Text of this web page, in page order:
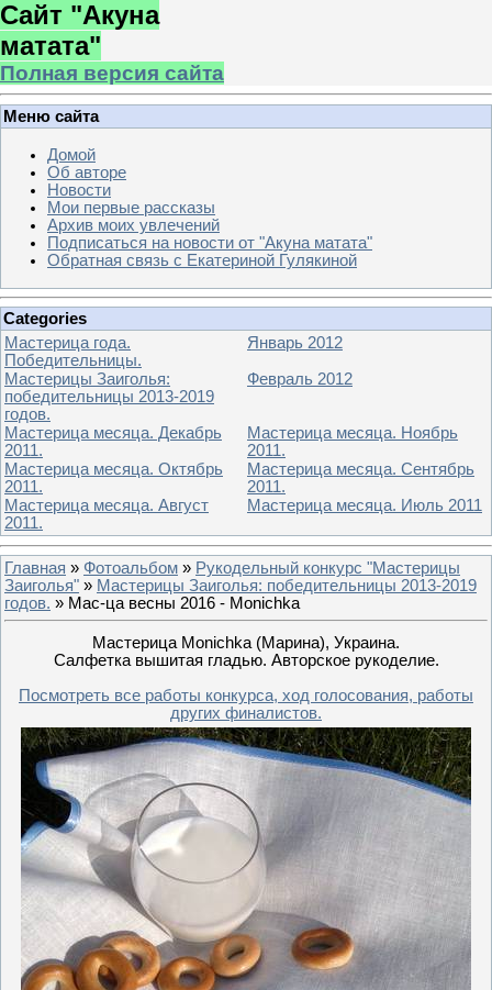
Сайт "Акуна
матата"
Полная версия сайта
Меню сайта
Домой
Об авторе
Новости
Мои первые рассказы
Архив моих увлечений
Подписаться на новости от "Акуна матата"
Обратная связь с Екатериной Гулякиной
Categories
Мастерица года.
Победительницы.
Январь 2012
Мастерицы Заиголья:
победительницы 2013-2019
годов.
Февраль 2012
Мастерица месяца. Декабрь
2011.
Мастерица месяца. Ноябрь
2011.
Мастерица месяца. Октябрь
2011.
Мастерица месяца. Сентябрь
2011.
Мастерица месяца. Август
2011.
Мастерица месяца. Июль 2011
Главная » Фотоальбом » Рукодельный конкурс "Мастерицы
Заиголья" » Мастерицы Заиголья: победительницы 2013-2019
годов. » Мас-ца весны 2016 - Monichka
Мастерица Monichka (Марина), Украина.
Салфетка вышитая гладью. Авторское рукоделие.
Посмотреть все работы конкурса, ход голосования, работы
других финалистов.